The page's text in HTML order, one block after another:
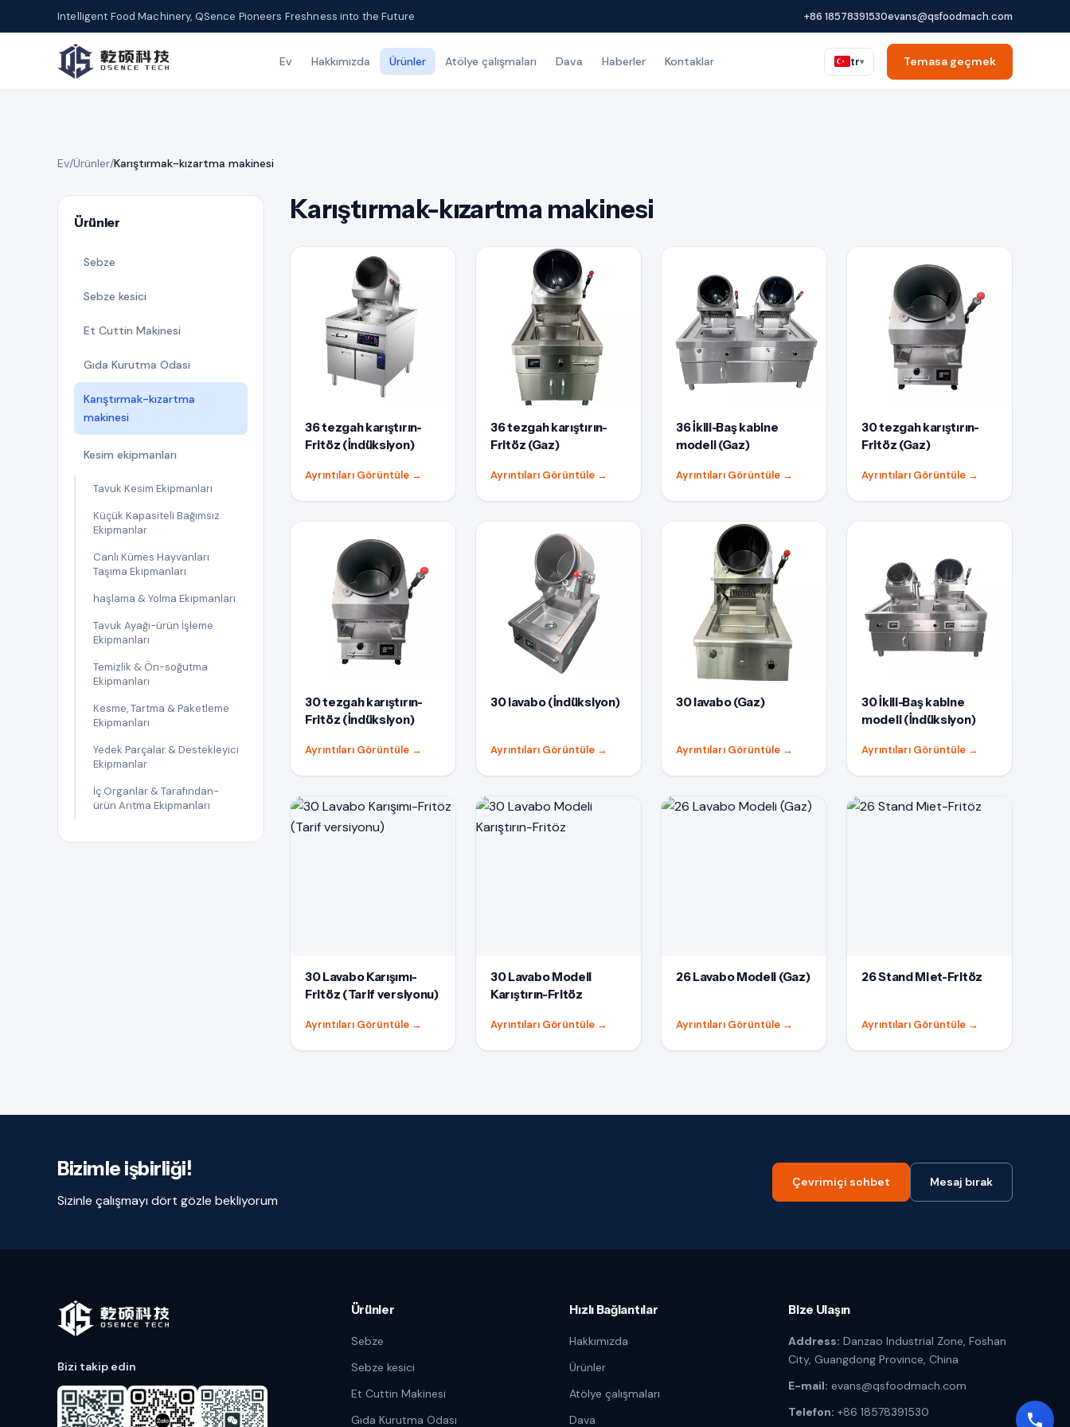
Intelligent Food Machinery, QSence Pioneers Freshness into the Future +86 18578391530evans@qsfoodmach.com
Ev Hakkımızda Ürünler Atölye çalışmaları Dava Haberler Kontaklar tr▾ Temasa geçmek
Ev/Ürünler/Karıştırmak-kızartma makinesi
Ürünler
Sebze
Sebze kesici
Et Cuttin Makinesi
Gıda Kurutma Odası
Karıştırmak-kızartma
makinesi
Kesim ekipmanları
Tavuk Kesim Ekipmanları
Küçük Kapasiteli Bağımsız
Ekipmanlar
Canlı Kümes Hayvanları
Taşıma Ekipmanları
haşlama & Yolma Ekipmanları
Tavuk Ayağı-ürün İşleme
Ekipmanları
Temizlik & Ön-soğutma
Ekipmanları
Kesme, Tartma & Paketleme
Ekipmanları
Yedek Parçalar & Destekleyici
Ekipmanlar
İç Organlar & Tarafından-
ürün Arıtma Ekipmanları
Karıştırmak-kızartma makinesi
36 tezgah karıştırın-
Fritöz (İndüksiyon)
Ayrıntıları Görüntüle →
36 tezgah karıştırın-
Fritöz (Gaz)
Ayrıntıları Görüntüle →
36 İkili-Baş kabine
modeli (Gaz)
Ayrıntıları Görüntüle →
30 tezgah karıştırın-
Fritöz (Gaz)
Ayrıntıları Görüntüle →
30 tezgah karıştırın-
Fritöz (İndüksiyon)
Ayrıntıları Görüntüle →
30 lavabo (İndüksiyon)
Ayrıntıları Görüntüle →
30 lavabo (Gaz)
Ayrıntıları Görüntüle →
30 İkili-Baş kabine
modeli (İndüksiyon)
Ayrıntıları Görüntüle →
30 Lavabo Karışımı-
Fritöz (Tarif versiyonu)
Ayrıntıları Görüntüle →
30 Lavabo Modeli
Karıştırın-Fritöz
Ayrıntıları Görüntüle →
26 Lavabo Modeli (Gaz)
Ayrıntıları Görüntüle →
26 Stand Miet-Fritöz
Ayrıntıları Görüntüle →
Bizimle işbirliği!
Sizinle çalışmayı dört gözle bekliyorum
Çevrimiçi sohbet Mesaj bırak
Bizi takip edin
Ürünler
Sebze
Sebze kesici
Et Cuttin Makinesi
Gıda Kurutma Odası
Hızlı Bağlantılar
Hakkımızda
Ürünler
Atölye çalışmaları
Dava
Bize Ulaşın
Address: Danzao Industrial Zone, Foshan
City, Guangdong Province, China
E-mail: evans@qsfoodmach.com
Telefon: +86 18578391530